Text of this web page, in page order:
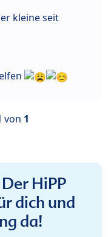
kleine seit
von 1
HiPP
dich und
da!